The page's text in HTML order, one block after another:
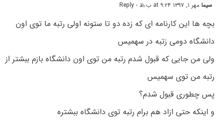
سیمامهر ۱, ۱۳۹۷ at ۹:۲۴ ب٫ظ - Reply
بچه ها این کارنامه ای که زده دو تا ستونه اولی رتبه ما توی اون
دانشگاه دومی زتبه در سهمیس
ولی من جایی که قبول شدم رتبه من توی اون دانشگاه بازم ببشتر از
رتبه من توی سهمیس
پس چطوری قبول شدم؟
و اینکه حتی ازاد هم برام رتبه توی دانشگاه ببشتره